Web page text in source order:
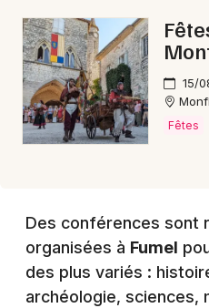
47 - Lot-et-Garonne
Choisir mes départements
Mon email
15/
Fêtes
Des conférences sont
organisées à Fumel
des plus variés :
archéologie, sciences,